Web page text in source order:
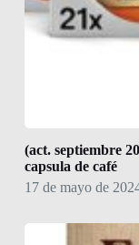
(act. septiembre
capsula de café
17 de mayo de